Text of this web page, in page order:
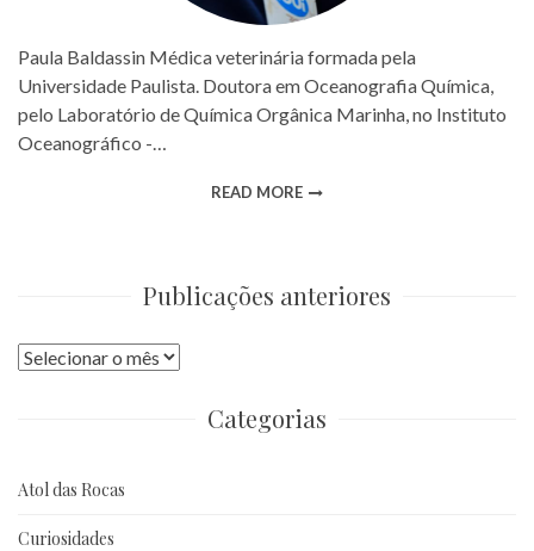
Paula Baldassin Médica veterinária formada pela
Universidade Paulista. Doutora em Oceanografia Química,
pelo Laboratório de Química Orgânica Marinha, no Instituto
Oceanográfico -…
READ MORE
Publicações anteriores
Publicações
Categorias
Atol das Rocas
Curiosidades